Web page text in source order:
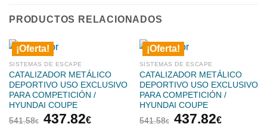
PRODUCTOS RELACIONADOS
¡Oferta!
SISTEMAS DE ESCAPE
CATALIZADOR METÁLICO
DEPORTIVO USO EXCLUSIVO
PARA COMPETICIÓN /
HYUNDAI COUPE
541.58€
El
437.82€El
¡Oferta!
SISTEMAS DE ESCAPE
CATALIZADOR METÁLICO
DEPORTIVO USO EXCLUSIVO
PARA COMPETICIÓN /
HYUNDAI COUPE
541.58€
El
437.82€El